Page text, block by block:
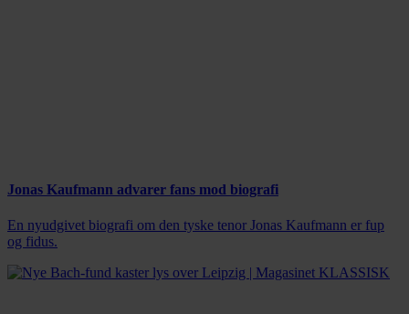
Jonas Kaufmann advarer fans mod biografi
En nyudgivet biografi om den tyske tenor Jonas Kaufmann er fup
og fidus.